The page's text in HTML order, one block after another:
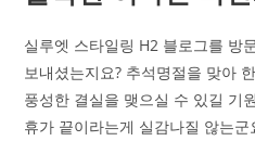
실루엣 스타일링 H2 블로그를 방
보내셨는지요? 추석명절을 맞아
풍성한 결실을 맺으실 수 있길 기
휴가 끝이라는게 실감나질 않는